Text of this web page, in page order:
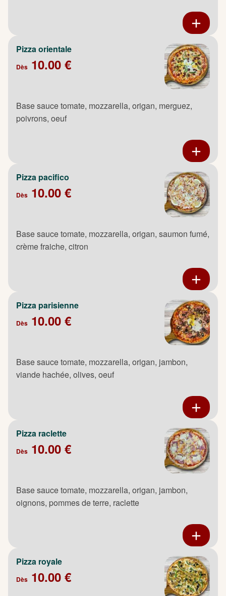
Pizza orientale
Dès 10.00 €
Base sauce tomate, mozzarella, origan, merguez,
poivrons, oeuf
Pizza pacifico
Dès 10.00 €
Base sauce tomate, mozzarella, origan, saumon fumé,
crème fraiche, citron
Pizza parisienne
Dès 10.00 €
Base sauce tomate, mozzarella, origan, jambon,
viande hachée, olives, oeuf
Pizza raclette
Dès 10.00 €
Base sauce tomate, mozzarella, origan, jambon,
oignons, pommes de terre, raclette
Pizza royale
Dès 10.00 €